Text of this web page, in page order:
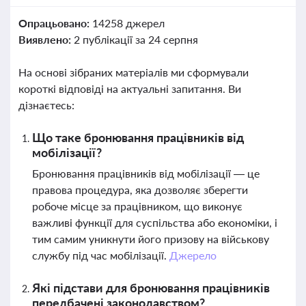
Опрацьовано: 14258 джерел
Виявлено: 2 публікації за 24 серпня
На основі зібраних матеріалів ми сформували
короткі відповіді на актуальні запитання. Ви
дізнаєтесь:
Що таке бронювання працівників від
мобілізації?
Бронювання працівників від мобілізації — це
правова процедура, яка дозволяє зберегти
робоче місце за працівником, що виконує
важливі функції для суспільства або економіки, і
тим самим уникнути його призову на військову
службу під час мобілізації. Джерело
Які підстави для бронювання працівників
передбачені законодавством?